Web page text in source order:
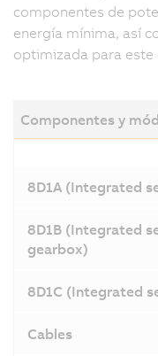
componentes de
energía mínima, así
optimizada para este
Componentes y
8D1A (Integrated
8D1B (Integrated
gearbox)
8D1C (Integrated
Cables